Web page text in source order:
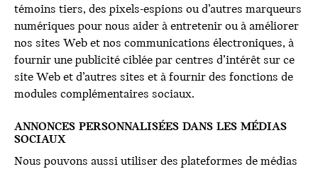
témoins tiers, des pixels-espions ou d’autres marqueurs
numériques pour nous aider à entretenir ou à améliorer
nos sites Web et nos communications électroniques, à
fournir une publicité ciblée par centres d’intérêt sur ce
site Web et d’autres sites et à fournir des fonctions de
modules complémentaires sociaux.
ANNONCES PERSONNALISÉES DANS LES MÉDIAS
SOCIAUX
Nous pouvons aussi utiliser des plateformes de médias